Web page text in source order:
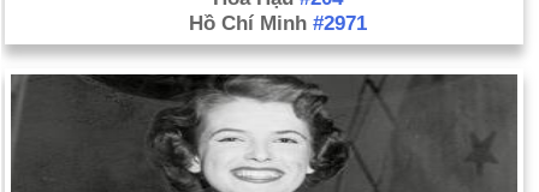
Hồ Chí Minh #2971